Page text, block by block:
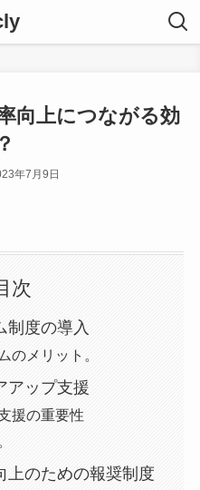
向上につながる効
年7月9日
次
制度の導入
のメリット。
アップ支援
援の重要性
上のための報奨制度